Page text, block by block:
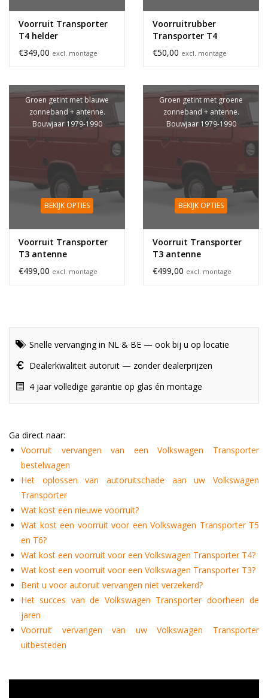
Voorruit Transporter
T4 helder
€349,00 excl. montage
Voorruitrubber
Transporter T4
€50,00 excl. montage
Groen getint met blauwe
zonneband + antenne.
Bouwjaar 1979-1990
BEKIJK OPTIES
Voorruit Transporter
T3 antenne
zonneband blauw
€499,00 excl. montage
Groen getint met groene
zonneband + antenne.
Bouwjaar 1979-1990
BEKIJK OPTIES
Voorruit Transporter
T3 antenne
zonneband groen
€499,00 excl. montage
Snelle vervanging in NL & BE — ook bij u op locatie
Dealerkwaliteit autoruit — zonder dealerprijzen
4 jaar volledige garantie op glas én montage
Ga direct naar:
Voorruit vervangen van een Volkswagen Transporter
bestelwagen
Het oplossen van autoruitschade aan uw Volkswagen
Transporter
Wat kost een nieuwe voorruit?
Wat kost een voorruit voor een Volkswagen Transporter T5
en T6?
Wat kost een voorruit voor een Volkswagen Transporter T4?
Wat kost een voorruit voor een Volkswagen Transporter T3?
Bent u voor autoruit vervangen niet verzekerd?
Het succes van de Volkswagen Transporter doorheen de
jaren
Voorruit vervangen van uw Volkswagen Transporter
uitbesteden